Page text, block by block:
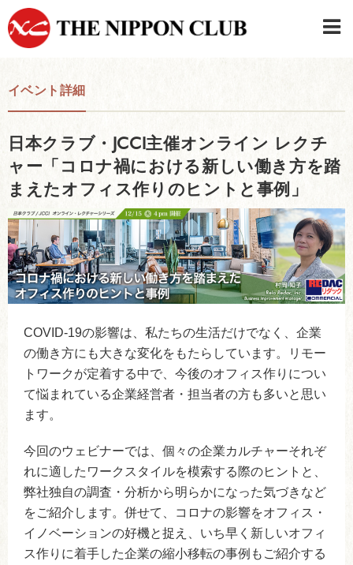
イベント詳細
日本クラブ・JCCI主催オンライン レクチ
ャー「コロナ禍における新しい働き方を踏
まえたオフィス作りのヒントと事例」
COVID-19の影響は、私たちの生活だけでなく、企業
の働き方にも大きな変化をもたらしています。リモー
トワークが定着する中で、今後のオフィス作りについ
て悩まれている企業経営者・担当者の方も多いと思い
ます。
今回のウェビナーでは、個々の企業カルチャーそれぞ
れに適したワークスタイルを模索する際のヒントと、
弊社独自の調査・分析から明らかになった気づきなど
をご紹介します。併せて、コロナの影響をオフィス・
イノベーションの好機と捉え、いち早く新しいオフィ
ス作りに着手した企業の縮小移転の事例もご紹介する
日本クラブメンバーログイン
連絡先・駐車場
はじめてご利用の方はこちら
›